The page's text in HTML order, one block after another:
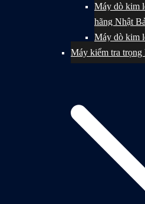
Máy dò kim
hãng Nhật
Máy dò kim
Máy kiểm tra trọng